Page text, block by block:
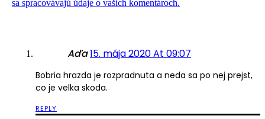
Aďa15. mája 2020 At 09:07
Bobria hrazda je rozpradnuta a neda sa po nej prejst,
co je velka skoda.
REPLY
sa spracovávajú údaje o vašich komentároch.